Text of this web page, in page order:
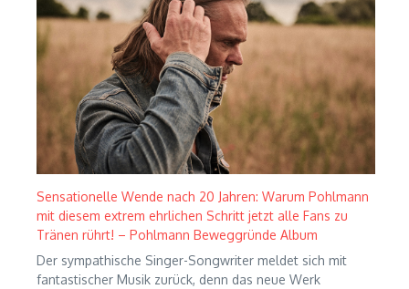
Sensationelle Wende nach 20 Jahren: Warum Pohlmann
mit diesem extrem ehrlichen Schritt jetzt alle Fans zu
Tränen rührt! – Pohlmann Beweggründe Album
Der sympathische Singer-Songwriter meldet sich mit
fantastischer Musik zurück, denn das neue Werk